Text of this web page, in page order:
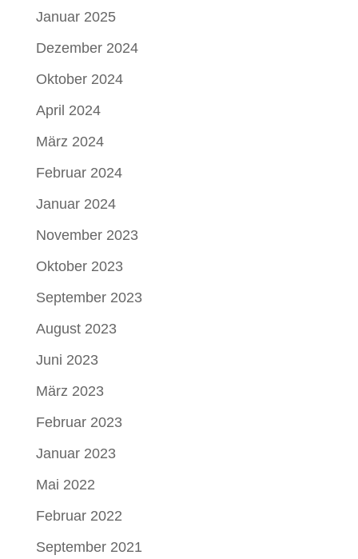
Januar 2025
Dezember 2024
Oktober 2024
April 2024
März 2024
Februar 2024
Januar 2024
November 2023
Oktober 2023
September 2023
August 2023
Juni 2023
März 2023
Februar 2023
Januar 2023
Mai 2022
Februar 2022
September 2021